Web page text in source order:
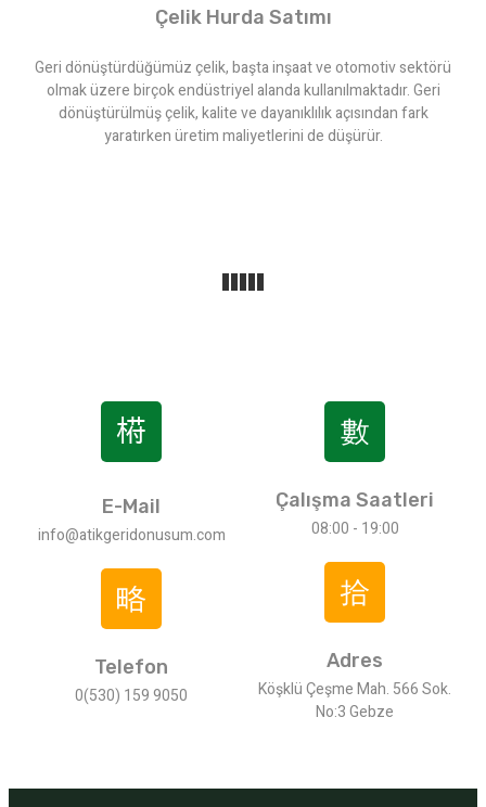
Çelik Hurda Satımı
Geri dönüştürdüğümüz çelik, başta inşaat ve otomotiv sektörü
olmak üzere birçok endüstriyel alanda kullanılmaktadır. Geri
dönüştürülmüş çelik, kalite ve dayanıklılık açısından fark
yaratırken üretim maliyetlerini de düşürür.
E-Mail
info@atikgeridonusum.com
Telefon
0(530) 159 9050
Çalışma Saatleri
08:00 - 19:00
Adres
Köşklü Çeşme Mah. 566 Sok.
No:3 Gebze